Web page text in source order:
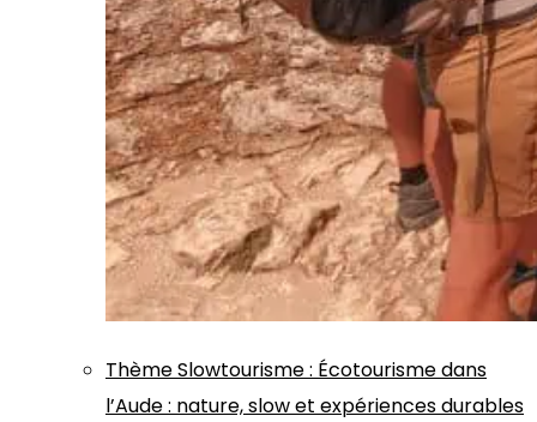
ThèmeSlowtourisme: Écotourisme dans
l’Aude : nature, slow et expériences durables